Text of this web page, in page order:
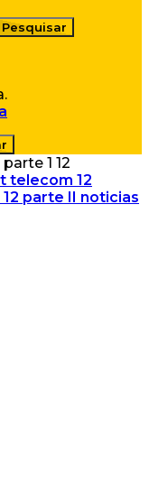
1 12
telecom 12
noticias